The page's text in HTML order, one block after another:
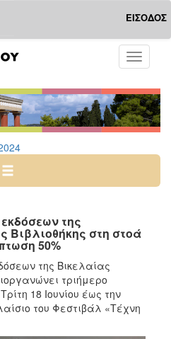
ΕΙΣΟΔΟΣ
Toggle
της
Βιβλιοθήκης στη στοά
50%
της Βικελαίας
τριήμερο
18 Ιουνίου έως την
του Φεστιβάλ «Τέχνη